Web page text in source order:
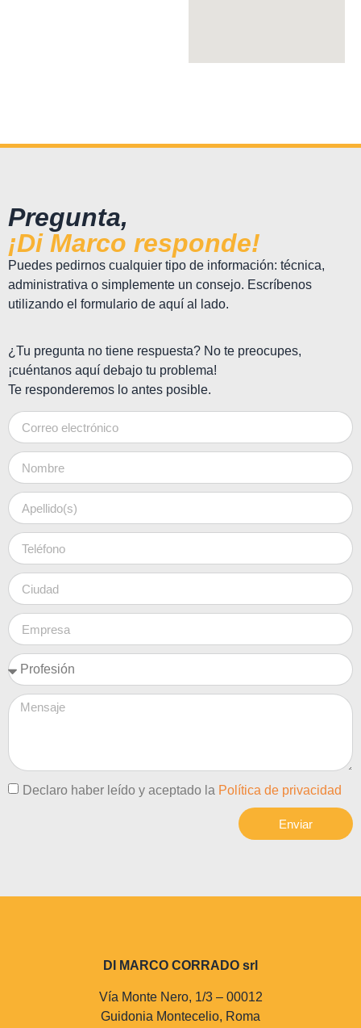
Pregunta,
¡Di Marco responde!
Puedes pedirnos cualquier tipo de información: técnica,
administrativa o simplemente un consejo. Escríbenos
utilizando el formulario de aquí al lado.
¿Tu pregunta no tiene respuesta? No te preocupes,
¡cuéntanos aquí debajo tu problema!
Te responderemos lo antes posible.
Declaro haber leído y aceptado la Política de privacidad
Enviar
DI MARCO CORRADO srl
Vía Monte Nero, 1/3 – 00012
Guidonia Montecelio, Roma